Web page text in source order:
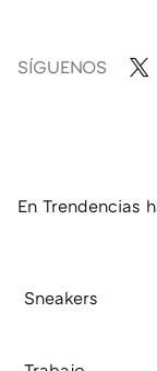
SÍGUENOS
En Trendencias
Sneakers